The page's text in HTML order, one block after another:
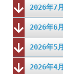
2026年7月
2026年6月
2026年5月
2026年4月